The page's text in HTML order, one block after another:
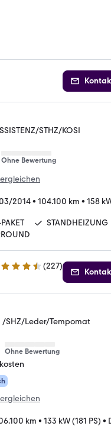
STHZ/KOSI
Ohne Bewertung
2014• 104.100 km • 158
STANDHEIZUNG
Sterne (227)
/SHZ/Leder/Tempomat
Ohne Bewertung
km • 133 kW (181 PS) •